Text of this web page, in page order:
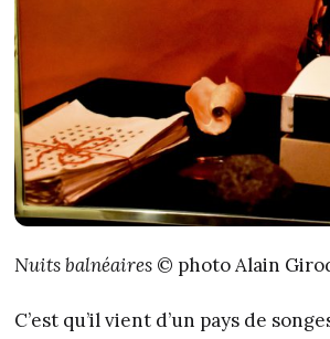
Nuits balnéaires © photo Alain
C’est qu’il vient d’un pays de